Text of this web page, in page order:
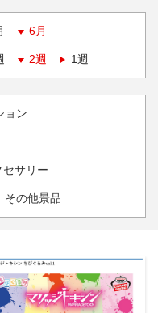
6月
2週 1週
ョン
サリー
その他景品